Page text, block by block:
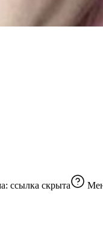
ссылка скрыта